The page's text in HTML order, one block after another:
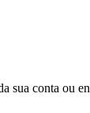
sua conta ou